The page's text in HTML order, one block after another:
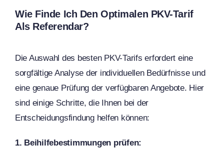
Wie Finde Ich Den Optimalen PKV-Tarif
Als Referendar?
Die Auswahl des besten PKV-Tarifs erfordert eine
sorgfältige Analyse der individuellen Bedürfnisse und
eine genaue Prüfung der verfügbaren Angebote. Hier
sind einige Schritte, die Ihnen bei der
Entscheidungsfindung helfen können:
1. Beihilfebestimmungen prüfen: